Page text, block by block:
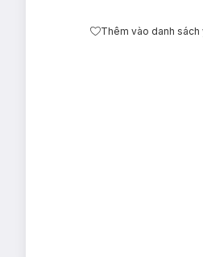
Thêm vào danh sách